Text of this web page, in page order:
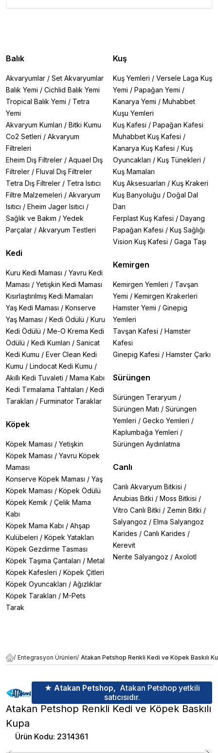
Balık
Akvaryumlar / Set Akvaryumlar
Balık Yemi / Cichlid Balık Yemi
Tropical Balık Yemi / Tetra
Yemi
Akvaryum Kumları / Bitki Kumu
Co2 Setleri / Akvaryum
Filtreleri
Eheim Dış Filtreler / Aquael Dış
Filtreler / Fluval Dış Filtreler
Tetra Dış Filtreler / Tetra Isıtıcı
Filtre Malzemeleri / Akvaryum
Isıtıcı / Eheim Jager Isıtıcı /
Sağlık ve Bakım / Yedek
Parçalar / Akvaryum Testleri
Kedi
Kuru Kedi Maması / Yavru Kedi
Maması / Yetişkin Kedi Maması
Kısırlaştırılmış Kedi Mamaları
Yaş Kedi Maması / Konserve
Yaş Maması / Kedi Ödülü / Kuru
Kedi Ödülü / Me-O Krema Kedi
Ödülü / Kedi Kumları / Sanicat
Kedi Kumu / Ever Clean Kedi
Kumu / Lindocat Kedi Kumu /
Akıllı Kedi Tuvaleti / Mama Kabı
Kedi Tırmalama Tahtaları / Kedi
Tarakları / Furminator Taraklar
Köpek
Köpek Maması / Yetişkin
Köpek Maması / Yavru Köpek
Maması
Konserve Köpek Maması / Yaş
Köpek Maması / Köpek Ödülü
Köpek Kemik / Çelik Mama
Kabı
Köpek Mama Kabı / Ahşap
Kulübeleri / Köpek Yatakları
Köpek Gezdirme Tasması
Köpek Taşıma Çantaları / Metal
Köpek Kafesleri / Köpek Çitleri
Köpek Oyuncakları / Ağızlıklar
Köpek Tarakları / M-Pets
Tarak
Kuş
Kuş Yemleri / Versele Laga Kuş
Yemi / Papağan Yemi /
Kanarya Yemi / Muhabbet
Kuşu Yemleri
Kuş Kafesi / Papağan Kafesi
Muhabbet Kuş Kafesi /
Kanarya Kuş Kafesi / Kuş
Oyuncakları / Kuş Tünekleri /
Kuş Mamaları
Kuş Aksesuarları / Kuş Krakeri
Kuş Banyoluğu / Doğal Dal
Darı
Ferplast Kuş Kafesi / Dayang
Papağan Kafesi / Kuş Sağlığı
Vision Kuş Kafesi / Gaga Taşı
Kemirgen
Kemirgen Yemleri / Tavşan
Yemi / Kemirgen Krakerleri
Hamster Yemi / Ginepig
Yemleri
Tavşan Kafesi / Hamster
Kafesi
Ginepig Kafesi / Hamster Çarkı
Sürüngen
Sürüngen Teraryum /
Sürüngen Matı / Sürüngen
Yemleri / Gecko Yemleri /
Kaplumbağa Yemleri /
Sürüngen Aydınlatma
Canlı
Canlı Akvaryum Bitkisi /
Anubias Bitki / Moss Bitkisi /
Vitro Canlı Bitki / Zemin Bitki /
Salyangoz / Elma Salyangoz
Karides / Canlı Karides /
Kerevit
Nerite Salyangoz / Axolotl
/ Entegrasyon Ürünleri/ Atakan Petshop Renkli Kedi ve Köpek Baskılı
★ Atakan Petshop, Atakan Petshop yetkili
satıcısıdır.
Atakan Petshop Renkli Kedi ve Köpek Baskılı
Kupa
Ürün Kodu: 2314361